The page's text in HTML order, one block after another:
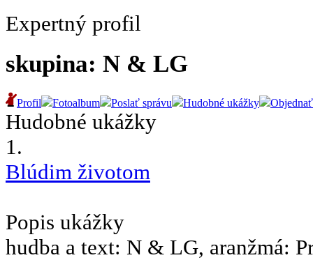
Expertný profil
skupina: N & LG
Profil Fotoalbum Poslať správu Hudobné ukážky Objednať
Hudobné ukážky
1.
Blúdim životom
Popis ukážky
hudba a text: N & LG, aranžmá: